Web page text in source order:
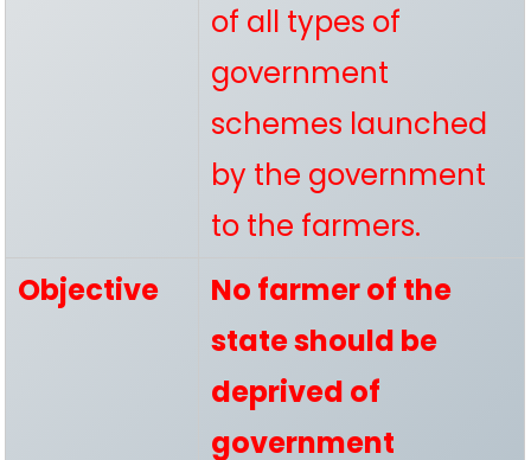
of all types of
government
schemes launched
by the government
to the farmers.
Objective
No farmer of the
state should be
deprived of
government